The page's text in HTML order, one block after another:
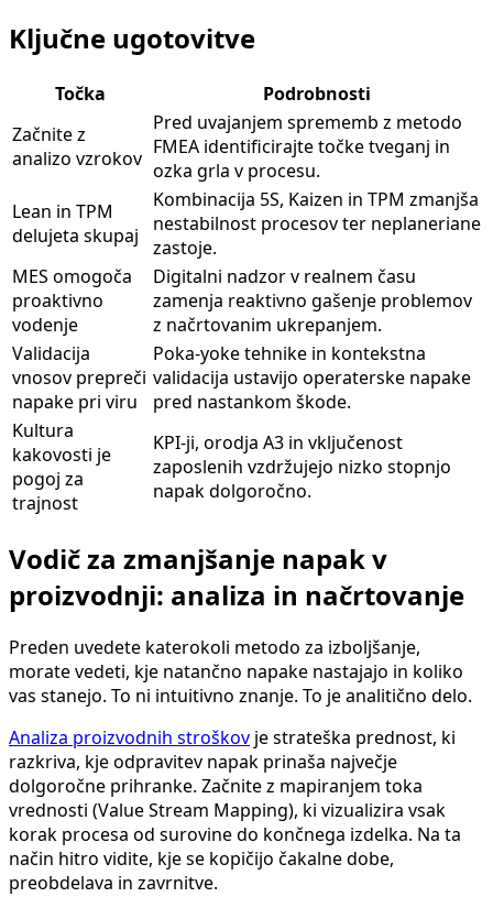
Ključne ugotovitve
Točka
Podrobnosti
Začnite z
analizo vzrokov
Pred uvajanjem sprememb z metodo
FMEA identificirajte točke tveganj in
ozka grla v procesu.
Lean in TPM
delujeta skupaj
Kombinacija 5S, Kaizen in TPM zmanjša
nestabilnost procesov ter neplaneriane
zastoje.
MES omogoča
proaktivno
vodenje
Digitalni nadzor v realnem času
zamenja reaktivno gašenje problemov
z načrtovanim ukrepanjem.
Validacija
vnosov prepreči
napake pri viru
Poka-yoke tehnike in kontekstna
validacija ustavijo operaterske napake
pred nastankom škode.
Kultura
kakovosti je
pogoj za
trajnost
KPI-ji, orodja A3 in vključenost
zaposlenih vzdržujejo nizko stopnjo
napak dolgoročno.
Vodič za zmanjšanje napak v
proizvodnji: analiza in načrtovanje
Preden uvedete katerokoli metodo za izboljšanje,
morate vedeti, kje natančno napake nastajajo in koliko
vas stanejo. To ni intuitivno znanje. To je analitično delo.
Analiza proizvodnih stroškov je strateška prednost, ki
razkriva, kje odpravitev napak prinaša največje
dolgoročne prihranke. Začnite z mapiranjem toka
vrednosti (Value Stream Mapping), ki vizualizira vsak
korak procesa od surovine do končnega izdelka. Na ta
način hitro vidite, kje se kopičijo čakalne dobe,
preobdelava in zavrnitve.